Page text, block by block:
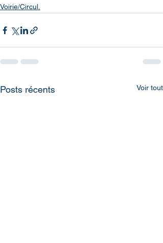
Voirie/Circul.
Posts récents Voir tout